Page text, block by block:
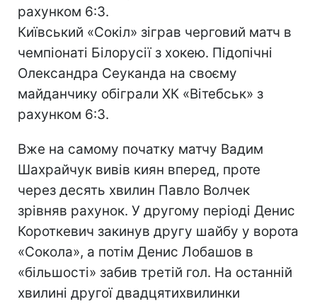
рахунком 6:3.
Київський «Сокіл» зіграв черговий матч в
чемпіонаті Білорусії з хокею. Підопічні
Олександра Сеуканда на своєму
майданчику обіграли ХК «Вітебськ» з
рахунком 6:3.
Вже на самому початку матчу Вадим
Шахрайчук вивів киян вперед, проте
через десять хвилин Павло Волчек
зрівняв рахунок. У другому періоді Денис
Короткевич закинув другу шайбу у ворота
«Сокола», а потім Денис Лобашов в
«більшості» забив третій гол. На останній
хвилині другої двадцятихвилинки